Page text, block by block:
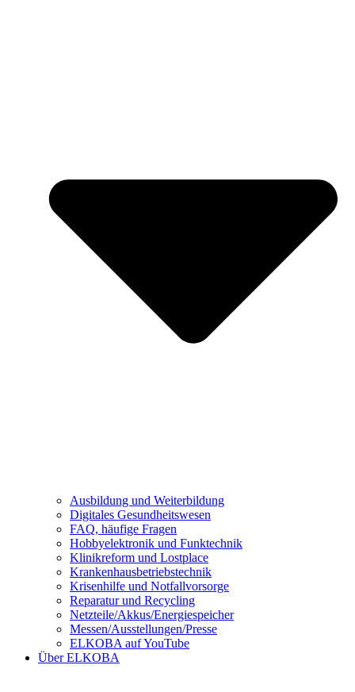
Ausbildung und Weiterbildung
Digitales Gesundheitswesen
FAQ, häufige Fragen
Hobbyelektronik und Funktechnik
Klinikreform und Lostplace
Krankenhausbetriebstechnik
Krisenhilfe und Notfallvorsorge
Reparatur und Recycling
Netzteile/Akkus/Energiespeicher
Messen/Ausstellungen/Presse
ELKOBA auf YouTube
Über ELKOBA